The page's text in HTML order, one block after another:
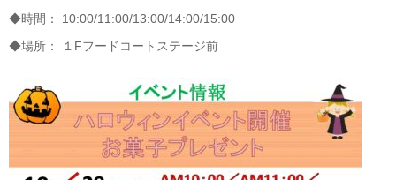
◆時間： 10:00/11:00/13:00/14:00/15:00
◆場所： １Fフードコートステージ前